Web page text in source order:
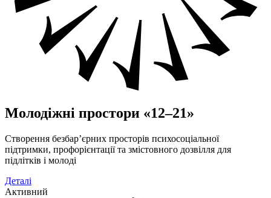
Молодіжні простори «12–21»
Створення безбар’єрних просторів психосоціальної
підтримки, профорієнтації та змістовного дозвілля для
підлітків і молоді
Деталі
Активний